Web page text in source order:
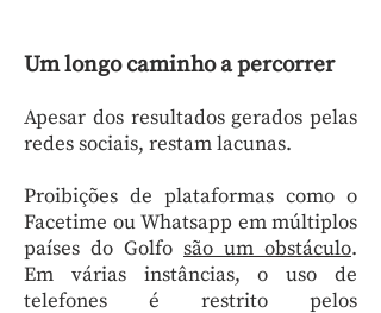
Um longo caminho a percorrer
Apesar dos resultados gerados pelas
redes sociais, restam lacunas.
Proibições de plataformas como o
Facetime ou Whatsapp em múltiplos
países do Golfo são um obstáculo.
Em várias instâncias, o uso de
telefones é restrito pelos